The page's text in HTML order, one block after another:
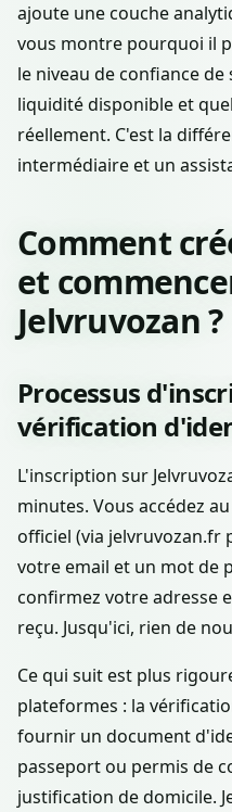
ajoute une couche
vous montre pourquoi il
le niveau de confiance de
liquidité disponible et
réellement. C'est la
intermédiaire et un
Comment
et
Jelvruvozan ?
Processus
vérification
L'inscription sur
minutes. Vous accédez
officiel (via jelvruvozan.fr
votre email et un mot de
confirmez votre adresse
reçu. Jusqu'ici, rien de
Ce qui suit est plus
plateformes : la
fournir un document
passeport ou permis de
justification de domicile.